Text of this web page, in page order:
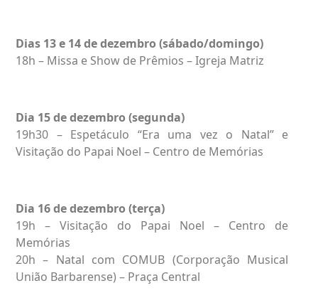
Dias 13 e 14 de dezembro (sábado/domingo)
18h – Missa e Show de Prêmios – Igreja Matriz
Dia 15 de dezembro (segunda)
19h30 – Espetáculo “Era uma vez o Natal” e
Visitação do Papai Noel – Centro de Memórias
Dia 16 de dezembro (terça)
19h – Visitação do Papai Noel – Centro de
Memórias
20h – Natal com COMUB (Corporação Musical
União Barbarense) – Praça Central